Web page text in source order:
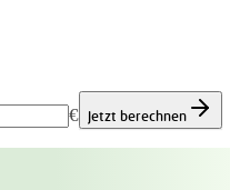
€ Jetzt berechnen